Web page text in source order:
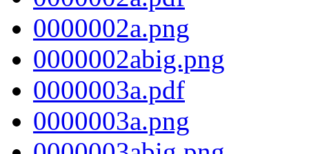
0000002a.png
0000002abig.png
0000003a.pdf
0000003a.png